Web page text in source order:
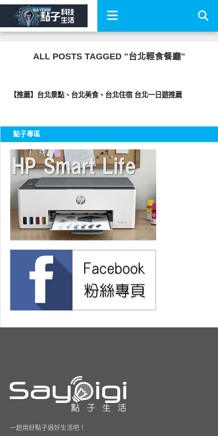
ALL POSTS TAGGED "台北輕食餐廳"
【推薦】台北景點、台北美食、台北住宿 台北一日遊推薦
點子專區
一起用好點子過好生活吧！